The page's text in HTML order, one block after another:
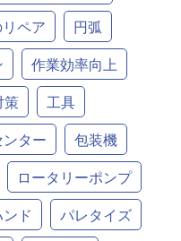
ペア
円弧
作業効率向上
策
工具
ター
包装機
ロータリーポンプ
ド
パレタイズ